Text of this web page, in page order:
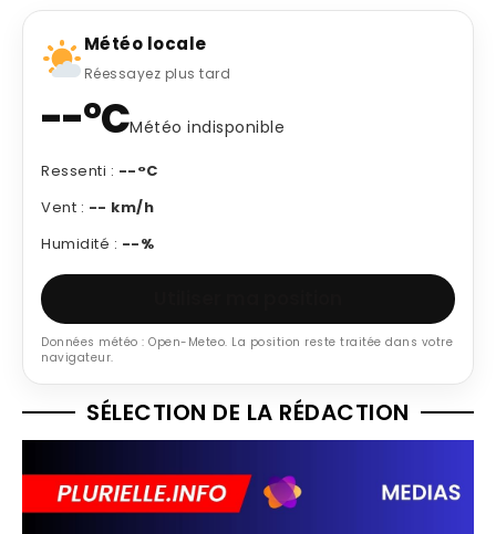
Météo locale
Réessayez plus tard
--°CMétéo indisponible
Ressenti : --°C
Vent : -- km/h
Humidité : --%
Données météo : Open-Meteo. La position reste traitée dans votre
navigateur.
SÉLECTION DE LA RÉDACTION